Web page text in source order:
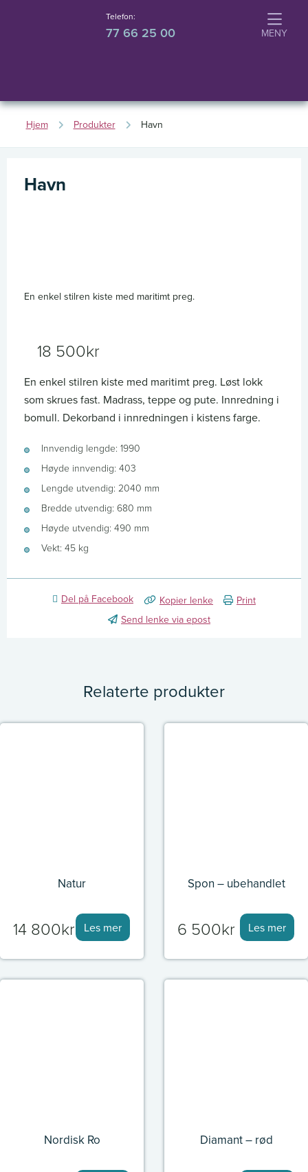
Telefon:
77 66 25 00
Hjem Produkter Havn
Havn
En enkel stilren kiste med maritimt preg.
18 500kr
En enkel stilren kiste med maritimt preg. Løst lokk
som skrues fast. Madrass, teppe og pute. Innredning i
bomull. Dekorband i innredningen i kistens farge.
Innvendig lengde: 1990
Høyde innvendig: 403
Lengde utvendig: 2040 mm
Bredde utvendig: 680 mm
Høyde utvendig: 490 mm
Vekt: 45 kg
Del på Facebook Kopier lenke
Print
Send lenke via epost
Relaterte produkter
Natur
14 800kr Les mer
Spon – ubehandlet
6 500kr Les mer
Nordisk Ro Diamant – rød